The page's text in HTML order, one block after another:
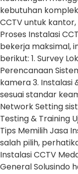
kebutuhan
CCTV untuk
Proses Instalasi
bekerja maksimal,
berikut: 1. Survey
Perencanaan
kamera 3. Instalasi
sesuai standar
Network Setting
Testing & Training
Tips Memilih Jasa
salah pilih,
Instalasi CCTV
General Solusindo